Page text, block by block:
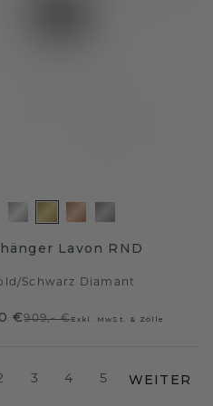
Lavon RND
/Schwarz Diamant
€909,- €Exkl. MwSt. & Zölle
3 4 5 WEITER